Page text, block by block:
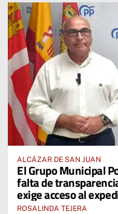
ALCÁZAR DE SAN JUAN
El Grupo Municipal
falta de
exige acceso al
ROSALINDA TEJERA